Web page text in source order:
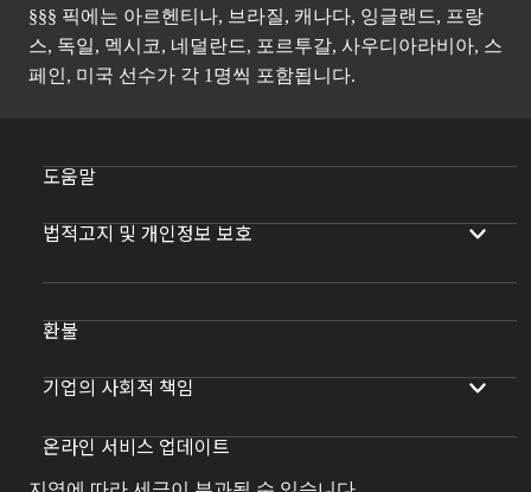
§§§ 픽에는 아르헨티나, 브라질, 캐나다, 잉글랜드, 프랑
스, 독일, 멕시코, 네덜란드, 포르투갈, 사우디아라비아, 스
페인, 미국 선수가 각 1명씩 포함됩니다.
도움말
법적고지 및 개인정보 보호
환불
기업의 사회적 책임
온라인 서비스 업데이트